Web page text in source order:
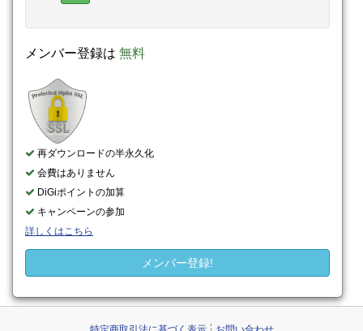
メンバー登録は 無料
再ダウンロードの半永久化
会費はありません
DiGiポイントの加算
キャンペーンの参加
詳しくはこちら
メンバー登録!